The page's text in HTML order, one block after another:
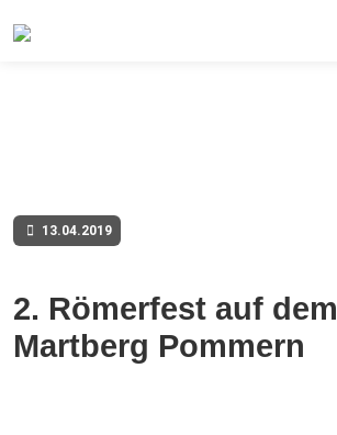
13.04.2019
2. Römerfest auf dem
Martberg Pommern